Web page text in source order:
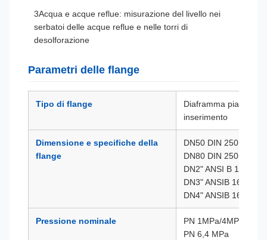
3Acqua e acque reflue: misurazione del livello nei
serbatoi delle acque reflue e nelle torri di
desolforazione
Parametri delle flange
Tipo di flange
Diaframma piatto,
inserimento
Dimensione e specifiche della
flange
DN50 DIN 2501
DN80 DIN 2501
DN2" ANSI B 16.5
DN3" ANSIB 16.5
DN4" ANSIB 16.5
Pressione nominale
PN 1MPa/4MPa
PN 6,4 MPa